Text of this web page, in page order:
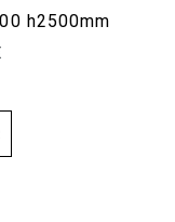
h2500mm